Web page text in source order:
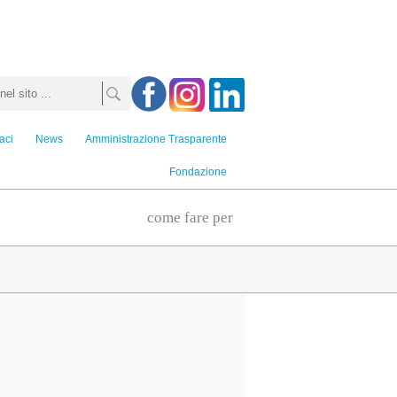
News Amministrazione Trasparente
Fondazione
come fare per